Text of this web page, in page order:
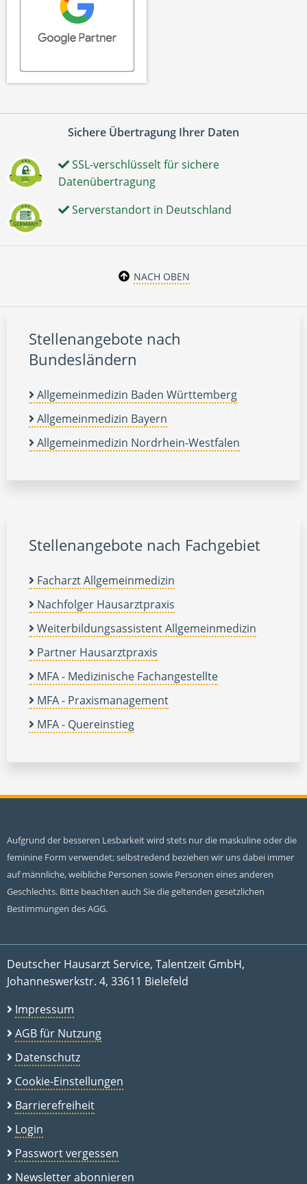
Sichere Übertragung Ihrer Daten
SSL-verschlüsselt für sichere
Datenübertragung
Serverstandort in Deutschland
NACH OBEN
Stellenangebote nach
Bundesländern
Allgemeinmedizin Baden Württemberg
Allgemeinmedizin Bayern
Allgemeinmedizin Nordrhein-Westfalen
Stellenangebote nach Fachgebiet
Facharzt Allgemeinmedizin
Nachfolger Hausarztpraxis
Weiterbildungsassistent Allgemeinmedizin
Partner Hausarztpraxis
MFA - Medizinische Fachangestellte
MFA - Praxismanagement
MFA - Quereinstieg
Aufgrund der besseren Lesbarkeit wird stets nur die maskuline oder die
feminine Form verwendet; selbstredend beziehen wir uns dabei immer
auf männliche, weibliche Personen sowie Personen eines anderen
Geschlechts. Bitte beachten auch Sie die geltenden gesetzlichen
Bestimmungen des AGG.
Deutscher Hausarzt Service, Talentzeit GmbH,
Johanneswerkstr. 4, 33611 Bielefeld
Impressum
AGB für Nutzung
Datenschutz
Cookie-Einstellungen
Barrierefreiheit
Login
Passwort vergessen
Newsletter abonnieren